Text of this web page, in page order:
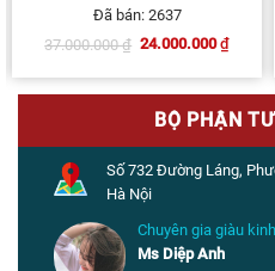
Đã bán: 2637
5trên 5 dựa
1
37.000.000₫ Giá
là:
37.000.000 ₫.
24.000.000₫
Giá
tại
là:
24.000.000 ₫.
BỘ PHẬN
Số 732 Đường Láng,
Hà Nội
Chuyên gia giàu
Ms Diệp Anh